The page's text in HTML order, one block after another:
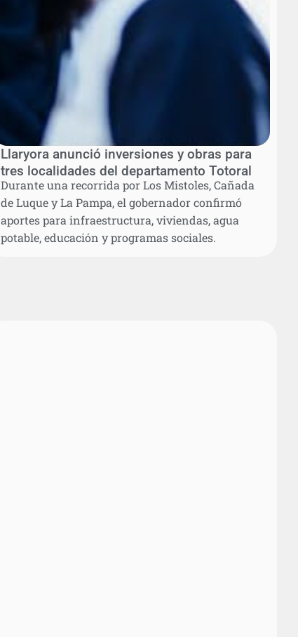
Llaryora anunció inversiones y obras para
tres localidades del departamento Totoral
Durante una recorrida por Los Mistoles, Cañada
de Luque y La Pampa, el gobernador confirmó
aportes para infraestructura, viviendas, agua
potable, educación y programas sociales.